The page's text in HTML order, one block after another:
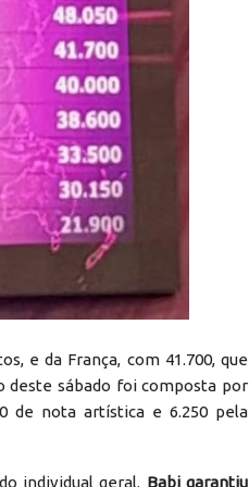
e da França, com 41.700, que
deste sábado foi composta por
de nota artística e 6.250 pela
individual geral. Babi garantiu